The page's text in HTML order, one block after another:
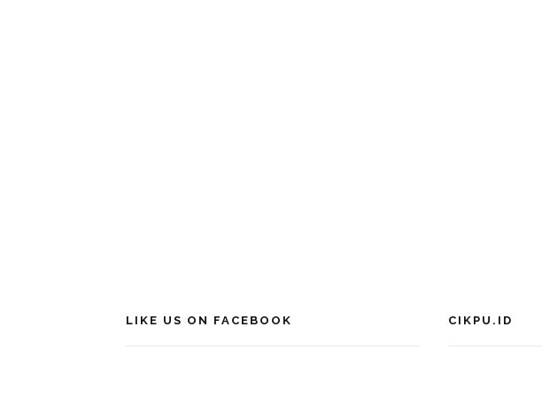
LIKE US ON FACEBOOK CIKPU.ID